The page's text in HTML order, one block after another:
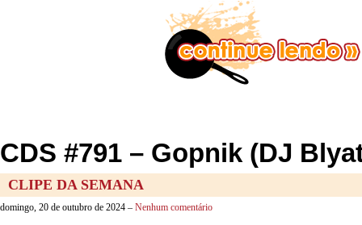
CDS #791 – Gopnik (DJ
CLIPE DA SEMANA
domingo, 20 de outubro de 2024 – Nenhum comentário